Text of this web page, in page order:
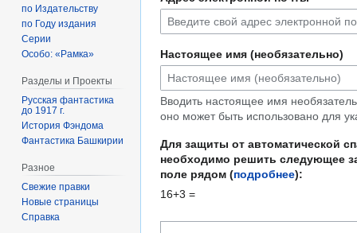
Настоящее имя (необязательно)
Вводить настоящее имя
оно может быть использовано для
Для защиты от автоматической
необходимо решить следующее
поле рядом (подробнее):
16+3 =
по Издательству
по Году издания
Серии
Особо: «Рамка»
Разделы и Проекты
Русская фантастика
до 1917 г.
История Фэндома
Фантастика Башкирии
Разное
Свежие правки
Новые страницы
Справка